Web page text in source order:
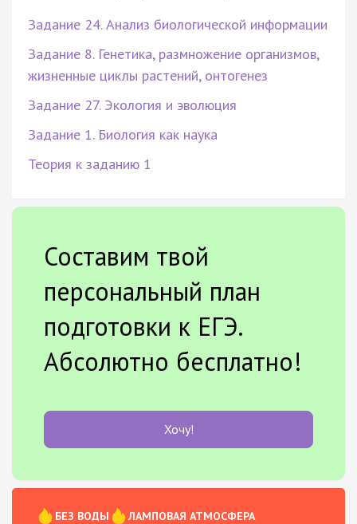
Задание 24. Анализ биологической информации
Задание 8. Генетика, размножение организмов,
жизненные циклы растений, онтогенез
Задание 27. Экология и эволюция
Задание 1. Биология как наука
Теория к заданию 1
Составим твой
персональный план
подготовки к ЕГЭ.
Абсолютно бесплатно!
Хочу!
БЕЗ ВОДЫ
ЛАМПОВАЯ АТМОСФЕРА